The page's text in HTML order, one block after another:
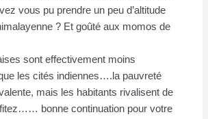
vous pu prendre un peu d’altitude
? Et goûté aux momos de
sont effectivement moins
les cités indiennes….la pauvreté
mais les habitants rivalisent de
bonne continuation pour votre